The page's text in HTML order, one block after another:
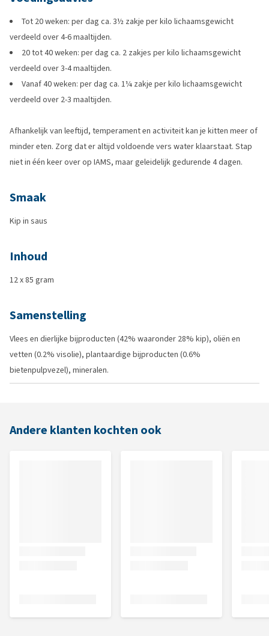
Tot 20 weken: per dag ca. 3½ zakje per kilo lichaamsgewicht
verdeeld over 4-6 maaltijden.
20 tot 40 weken: per dag ca. 2 zakjes per kilo lichaamsgewicht
verdeeld over 3-4 maaltijden.
Vanaf 40 weken: per dag ca. 1¼ zakje per kilo lichaamsgewicht
verdeeld over 2-3 maaltijden.
Afhankelijk van leeftijd, temperament en activiteit kan je kitten meer of
minder eten. Zorg dat er altijd voldoende vers water klaarstaat. Stap
niet in één keer over op IAMS, maar geleidelijk gedurende 4 dagen.
Smaak
Kip in saus
Inhoud
12 x 85 gram
Samenstelling
Vlees en dierlijke bijproducten (42% waaronder 28% kip), oliën en
vetten (0.2% visolie), plantaardige bijproducten (0.6%
bietenpulpvezel), mineralen.
Andere klanten kochten ook